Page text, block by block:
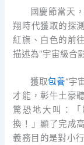
國慶節當天
翔時代獲取的探
紅旗、白色的前
描述為“宇宙級合
獲取包養“宇
才能，彰牛土豪
驚恐地大叫：
換！」顯了完成
義務目的是對小